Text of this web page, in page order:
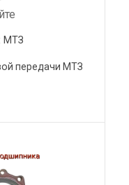
МТЗ
передачи МТЗ